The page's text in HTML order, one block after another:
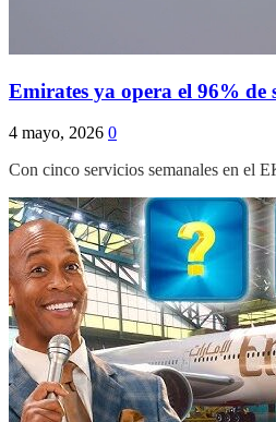
Emirates ya opera el 96% de
4 mayo, 2026 0
Con cinco servicios semanales en el